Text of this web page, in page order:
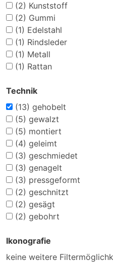
(2) Kunststoff
(2) Gummi
(1) Edelstahl
(1) Rindsleder
(1) Metall
(1) Rattan
Technik
(13) gehobelt
(5) gewalzt
(5) montiert
(4) geleimt
(3) geschmiedet
(3) genagelt
(3) pressgeformt
(2) geschnitzt
(2) gesägt
(2) gebohrt
Ikonografie
keine weitere